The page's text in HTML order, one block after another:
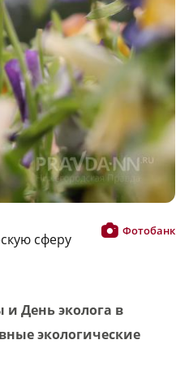
сферу Фотобанк
День эколога в
экологические
×